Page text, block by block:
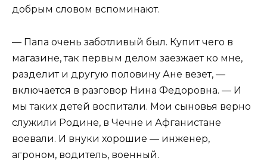
добрым словом вспоминают.
— Папа очень заботливый был. Купит чего в
магазине, так первым делом заезжает ко мне,
разделит и другую половину Ане везет, —
включается в разговор Нина Федоровна. — И
мы таких детей воспитали. Мои сыновья верно
служили Родине, в Чечне и Афганистане
воевали. И внуки хорошие — инженер,
агроном, водитель, военный.